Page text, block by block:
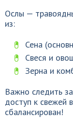
Ослы —
из:
Сена
Свеся и
Зерна и
Важно следить
доступ к свежей
сбалансирован!